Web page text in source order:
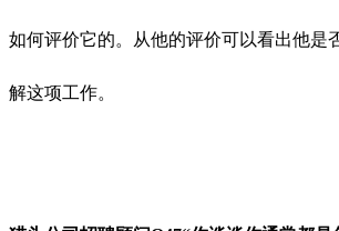
如何评价它的。从他的评价可以看出他是
解这项工作。